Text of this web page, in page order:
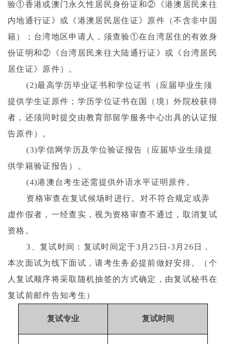
验①香港或澳门永久性居民身份证和②《港澳居民来往
内地通行证》或《港澳居民居住证》原件（不含非中国
籍）；台湾地区申请人，须查验①在台湾居住的有效身
份证明和②《台湾居民来往大陆通行证》或《台湾居民
居住证》原件）。
(2)最高学历毕业证书和学位证书（应届毕业生须
提供学生证原件；学历学位证书在国（境）外院校获得
者，还须同时提交由教育部留学服务中心出具的认证报
告原件）。
(3)学信网学历及学位验证报告（应届毕业生须提
供学籍验证报告）。
(4)港澳台考生还需提供外语水平证明原件。
资格审查在复试候场时进行。对不符合规定或弄
虚作假者，一经查实，视为资格审查不通过，取消复试
资格。
3 、复试时间：复试时间定于3 月 25 日-3 月 26 日，
本次面试为线下面试，请考生务必提前做好安排。（个
人复试顺序将采取随机抽签的方式确定，由复试秘书在
复试前邮件告知考生）
复试专业 复试时间